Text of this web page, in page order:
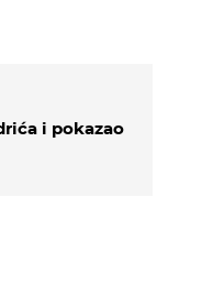
i pokazao